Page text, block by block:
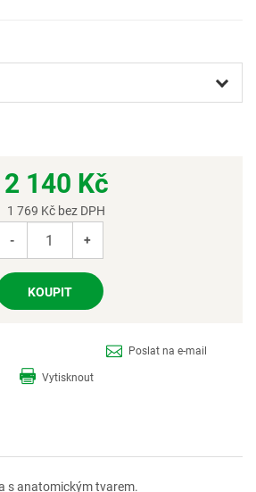
2 140 Kč
1 769 Kč bez DPH
-
+
Poslat na e-mail
Vytisknout
s anatomickým tvarem.